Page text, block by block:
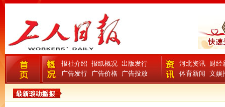
报社介绍 报纸概况 出版发行
广告发行 广告价格 广告投放
河北资讯 财经
体育新闻 文娱